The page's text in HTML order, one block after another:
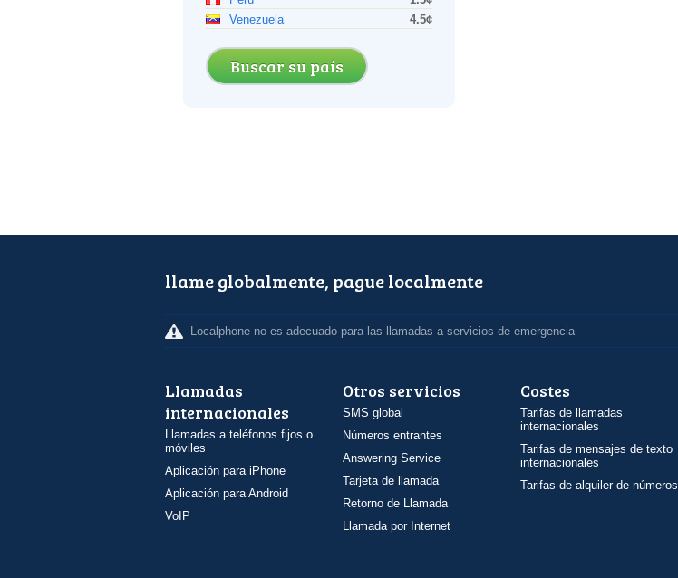
Venezuela
4.5¢
Buscar su país
llame globalmente, pague localmente
Localphone no es adecuado para las llamadas a servicios de emergencia
Llamadas
internacionales
Llamadas a teléfonos fijos o
móviles
Aplicación para iPhone
Aplicación para Android
VoIP
Otros servicios
SMS global
Números entrantes
Answering Service
Tarjeta de llamada
Retorno de Llamada
Llamada por Internet
Costes
Tarifas de llamadas
internacionales
Tarifas de mensajes de texto
internacionales
Tarifas de alquiler de números